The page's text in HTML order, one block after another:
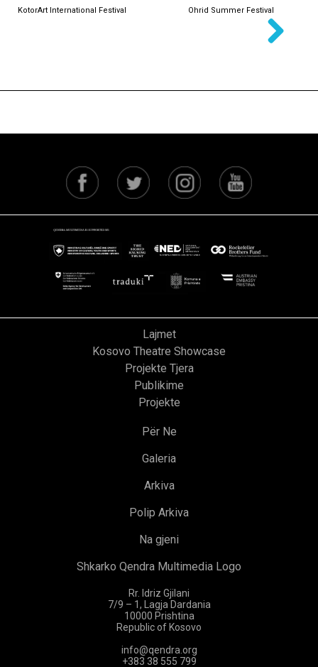
KotorArt International Festival Ohrid Summer Festival
Lajmet
Kosovo Theatre Showcase
Projekte Tjera
Publikime
Projekte
Për Ne
Galeria
Arkiva
Polip Arkiva
Na gjeni
Shkarko Qendra Multimedia Logo
Rr. Idriz Gjilani
7/9 – 1, Lagja Dardania
10000 Prishtina
Republic of Kosovo
info@qendra.org
+383 38 555 799